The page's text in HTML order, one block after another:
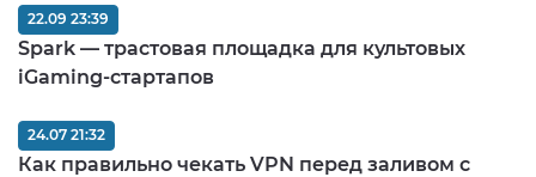
Spark — трастовая площадка для культовых
iGaming-стартапов
22.09 23:39
Как правильно чекать VPN перед заливом c
24.07 21:32